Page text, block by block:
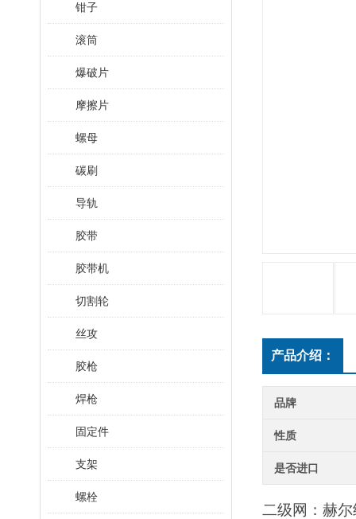
钳子
滚筒
爆破片
摩擦片
螺母
碳刷
导轨
胶带
胶带机
切割轮
丝攻
胶枪
焊枪
固定件
支架
螺栓
产品介绍：
品牌
性质
是否进口
二级网：赫尔